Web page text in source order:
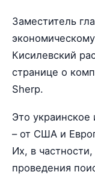
Заместитель
Кисилевский
странице о
Sherp.
Это
– от США и
Их, в
проведения